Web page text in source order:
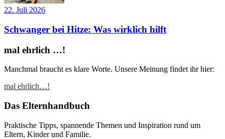
22. Juli 2026
Schwanger bei Hitze: Was wirklich hilft
mal ehrlich …!
Manchmal braucht es klare Worte. Unsere Meinung findet ihr hier:
mal ehrlich…!
Das Elternhandbuch
Praktische Tipps, spannende Themen und Inspiration rund um
Eltern, Kinder und Familie.